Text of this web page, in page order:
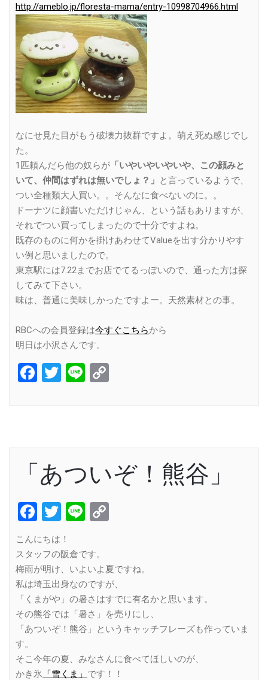
http://ameblo.jp/floresta-mama/entry-10998704966.html
なにせ見た目がもう破壊力抜群ですよ。萌え死ぬ感じでし
た。
1匹頼んだら他の奴らが 「いやいやいやいや、この顔みと
いて、仲間はずれは無いでしょ？」 と言っているようで、
つい全種類大人買い。。そんなに食べないのに。。
ドーナツに顔書いただけじゃん、という話もありますが、
それでつい買ってしまったので十分ですよね。
既存のものに何かを掛けあわせてValueを出す分かりやす
い例と思いましたので。
東京駅には7.22までお店でてるっぽいので、通った方は探
してみて下さい。
味は、普通に美味しかったですよー。天然素材との事。
RBCへの会員登録は今すぐこちらから
明日は小沢さんです。
Facebook
Twitter
Line
「あついぞ！熊谷」
Facebook
Twitter
Line
こんにちは！
スタッフの阪倉です。
梅雨が明け、いよいよ夏ですね。
私は埼玉出身なのですが、
「くまがや」の暑さはすでに有名かと思います。
その熊谷では「暑さ」を売りにし、
「あついぞ！熊谷」というキャッチフレーズも作っていま
す。
そこ今年の夏、みなさんに食べてほしいのが、
かき氷 「雪くま」 です！！